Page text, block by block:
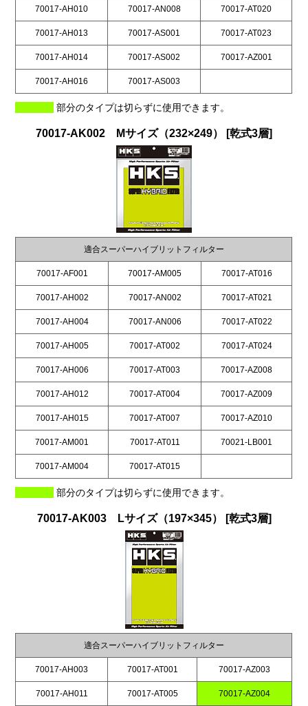
70017-AH010 70017-AN008 70017-AT020
70017-AH013 70017-AS001 70017-AT023
70017-AH014 70017-AS002 70017-AZ001
70017-AH016 70017-AS003
部分のタイプは切らずに使用できます。
70017-AK002 Mサイズ（232×249） [乾式3層]
適合スーパーハイブリットフィルター
70017-AF001 70017-AM005 70017-AT016
70017-AH002 70017-AN002 70017-AT021
70017-AH004 70017-AN006 70017-AT022
70017-AH005 70017-AT002 70017-AT024
70017-AH006 70017-AT003 70017-AZ008
70017-AH012 70017-AT004 70017-AZ009
70017-AH015 70017-AT007 70017-AZ010
70017-AM001 70017-AT011 70021-LB001
70017-AM004 70017-AT015
部分のタイプは切らずに使用できます。
70017-AK003 Lサイズ（197×345） [乾式3層]
適合スーパーハイブリットフィルター
70017-AH003 70017-AT001 70017-AZ003
70017-AH011 70017-AT005 70017-AZ004